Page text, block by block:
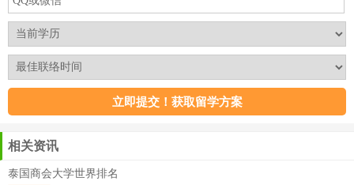
相关资讯
泰国商会大学世界排名